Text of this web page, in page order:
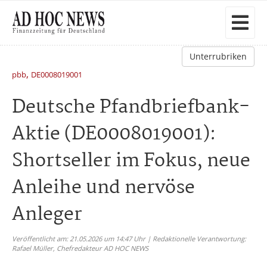
Unterrubriken
pbb, DE0008019001
Deutsche Pfandbriefbank-
Aktie (DE0008019001):
Shortseller im Fokus, neue
Anleihe und nervöse
Anleger
Veröffentlicht am: 21.05.2026 um 14:47 Uhr | Redaktionelle Verantwortung:
Rafael Müller, Chefredakteur AD HOC NEWS